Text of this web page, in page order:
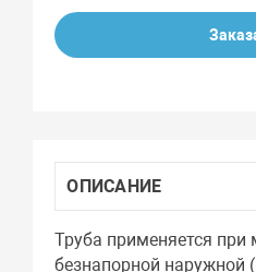
ОПИСАНИЕ
Труба применяется при
безнапорной наружной